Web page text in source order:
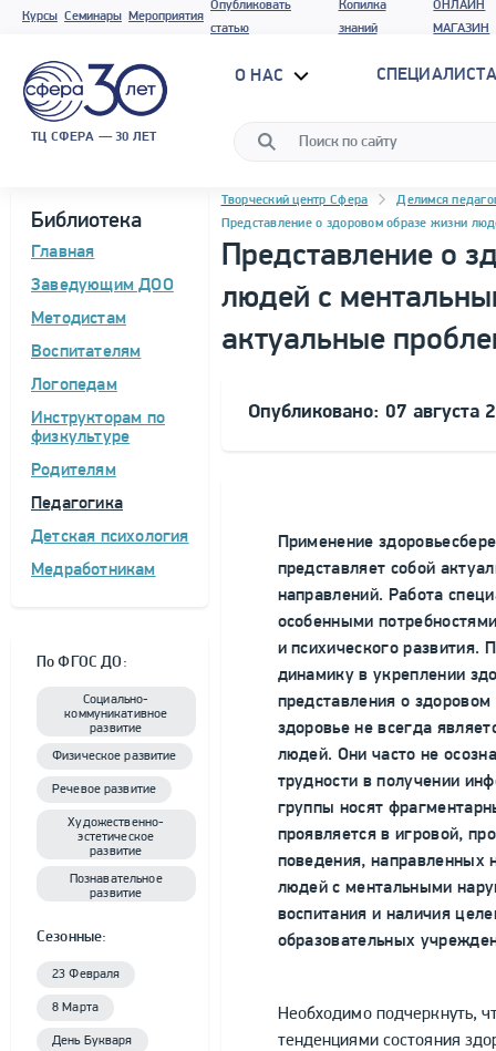
Курсы Семинары Мероприятия
Опубликовать
статью
Копилка
знаний
ОНЛАЙН
МАГАЗИН
ТЦ СФЕРА — 30 ЛЕТ
О НАС
Библиотека
Главная
Заведующим ДОО
Методистам
Воспитателям
Логопедам
Инструкторам по
физкультуре
Родителям
Педагогика
Детская психология
Медработникам
По ФГОС ДО:
Социально-
коммуникативное
развитие
Физическое развитие
Речевое развитие
Художественно-
эстетическое
развитие
Познавательное
развитие
Сезонные:
23 Февраля
8 Марта
День Букваря
Навигация
Программа материала
Творческий центр Сфера
Делимся
Представление о здоровом образе жизни
Представление о
людей с
актуальные
Опубликовано: 07 августа
Применение
представляет собой
направлений. Работа
особенными
и психического развития.
динамику в укреплении
представления о
здоровье не всегда
людей. Они часто не
трудности в получении
группы носят
проявляется в игровой,
поведения, направленных
людей с ментальными
воспитания и наличия
образовательных
Необходимо подчеркнуть,
тенденциями состояния